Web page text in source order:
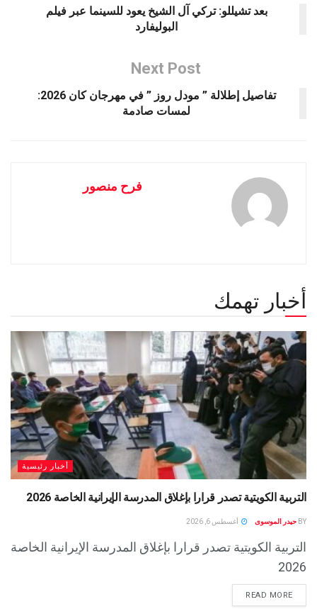
بعد تشيللو: تركي آل الشيخ يعود للسينما عبر فيلم
البوليفارد
Next Post
تفاصيل إطلالة ” مودل روز ” في مهرجان كان 2026:
لمسات صادمة
فرح منصور
أخبار تهمك
أخبار رئيسية
التربية الكويتية تصدر قرارا بإغلاق المدرسة الإيرانية الخاصة 2026
BY حيدر الموسوى أغسطس 6, 2026
التربية الكويتية تصدر قرارا بإغلاق المدرسة الإيرانية الخاصة
2026
READ MORE